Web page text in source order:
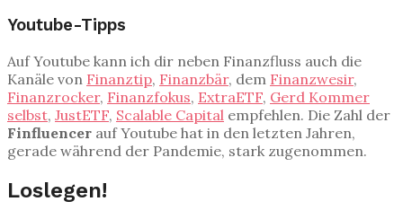
Youtube-Tipps
Auf Youtube kann ich dir neben Finanzfluss auch die
Kanäle von Finanztip, Finanzbär, dem Finanzwesir,
Finanzrocker, Finanzfokus, ExtraETF, Gerd Kommer
selbst, JustETF, Scalable Capital empfehlen. Die Zahl der
Finfluencer auf Youtube hat in den letzten Jahren,
gerade während der Pandemie, stark zugenommen.
Loslegen!